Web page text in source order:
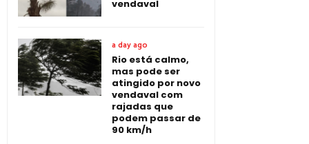
vendaval
a day ago
Rio está calmo,
mas pode ser
atingido por novo
vendaval com
rajadas que
podem passar de
90 km/h